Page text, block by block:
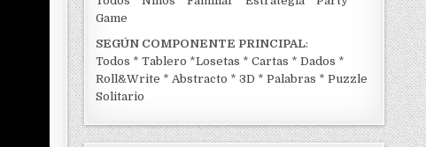
Game
SEGÚN COMPONENTE PRINCIPAL:
Todos *Tablero *Losetas *Cartas *Dados *
Roll&Write *Abstracto *3D *Palabras *Puzzle
Solitario